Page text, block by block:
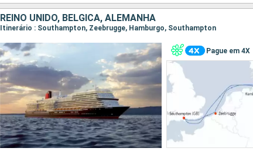
REINO UNIDO, BÉLGICA, ALEMANHA
Itinerário : Southampton, Zeebrugge, Hamburgo, Southampton
Pague em 4X